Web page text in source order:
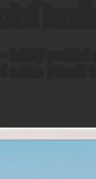
každý prožívá
místo přesně